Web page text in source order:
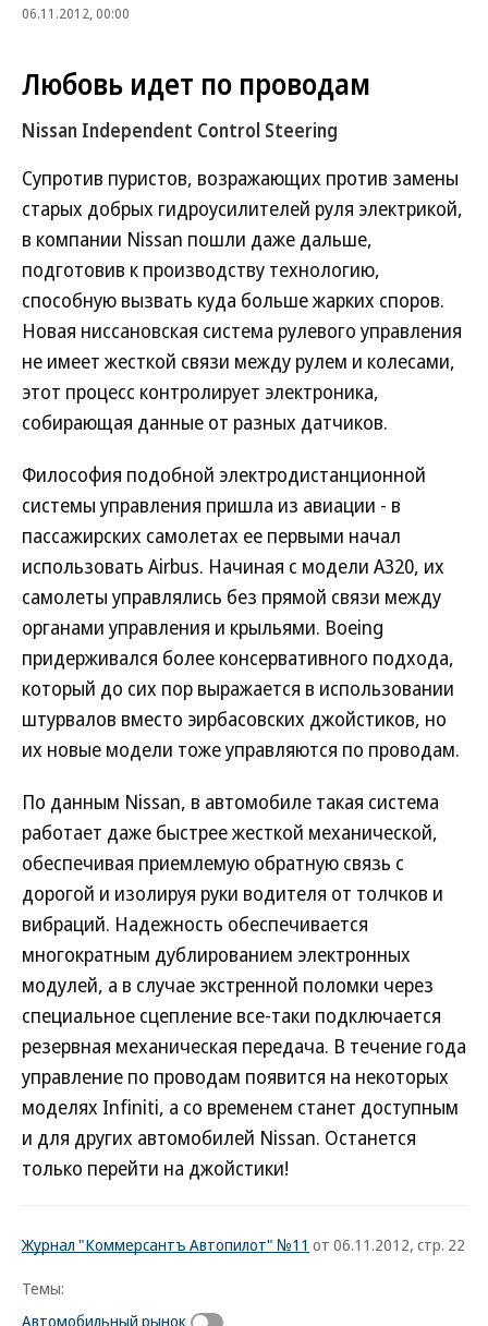
06.11.2012, 00:00
Любовь идет по проводам
Nissan Independent Control Steering
Супротив пуристов, возражающих против замены
старых добрых гидроусилителей руля электрикой,
в компании Nissan пошли даже дальше,
подготовив к производству технологию,
способную вызвать куда больше жарких споров.
Новая ниссановская система рулевого управления
не имеет жесткой связи между рулем и колесами,
этот процесс контролирует электроника,
собирающая данные от разных датчиков.
Философия подобной электродистанционной
системы управления пришла из авиации - в
пассажирских самолетах ее первыми начал
использовать Airbus. Начиная с модели A320, их
самолеты управлялись без прямой связи между
органами управления и крыльями. Boeing
придерживался более консервативного подхода,
который до сих пор выражается в использовании
штурвалов вместо эирбасовских джойстиков, но
их новые модели тоже управляются по проводам.
По данным Nissan, в автомобиле такая система
работает даже быстрее жесткой механической,
обеспечивая приемлемую обратную связь с
дорогой и изолируя руки водителя от толчков и
вибраций. Надежность обеспечивается
многократным дублированием электронных
модулей, а в случае экстренной поломки через
специальное сцепление все-таки подключается
резервная механическая передача. В течение года
управление по проводам появится на некоторых
моделях Infiniti, а со временем станет доступным
и для других автомобилей Nissan. Останется
только перейти на джойстики!
Журнал "Коммерсантъ Автопилот" №11 от 06.11.2012, стр. 22
Темы:
Автомобильный рынок